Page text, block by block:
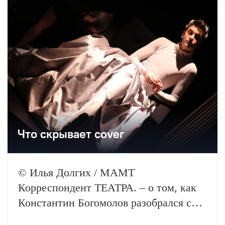
Что скрывает cover
© Илья Долгих / МАМТ
Корреспондент ТЕАТРА. – о том, как
Константин Богомолов разобрался с